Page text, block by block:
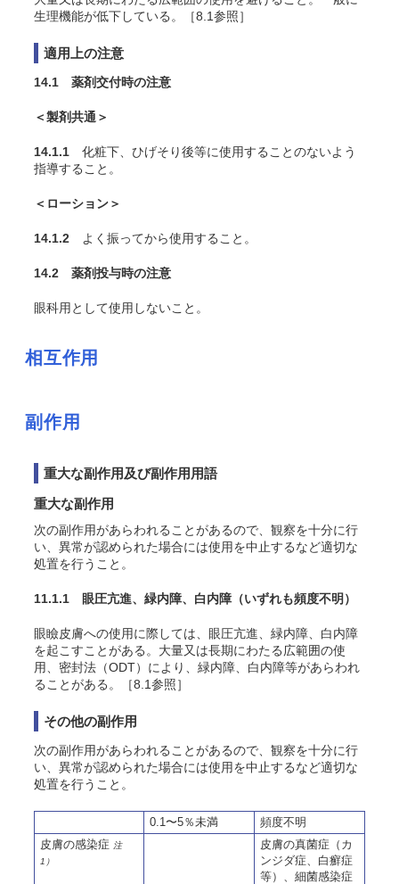
生理機能が低下している。［8.1参照］
適用上の注意
14.1 薬剤交付時の注意
＜製剤共通＞
14.1.1 化粧下、ひげそり後等に使用することのないよう
指導すること。
＜ローション＞
14.1.2 よく振ってから使用すること。
14.2 薬剤投与時の注意
眼科用として使用しないこと。
相互作用
副作用
重大な副作用及び副作用用語
重大な副作用
次の副作用があらわれることがあるので、観察を十分に行
い、異常が認められた場合には使用を中止するなど適切な
処置を行うこと。
11.1.1 眼圧亢進、緑内障、白内障 （いずれも頻度不明）
眼瞼皮膚への使用に際しては、眼圧亢進、緑内障、白内障
を起こすことがある。大量又は長期にわたる広範囲の使
用、密封法（ODT）により、緑内障、白内障等があらわれ
ることがある。［8.1参照］
その他の副作用
次の副作用があらわれることがあるので、観察を十分に行
い、異常が認められた場合には使用を中止するなど適切な
処置を行うこと。
0.1〜5％未満
頻度不明
皮膚の感染症 注
1）
皮膚の真菌症（カ
ンジダ症、白癬症
等）、細菌感染症